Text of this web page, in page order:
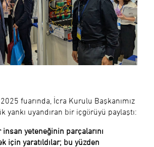
fuarında, İcra Kurulu Başkanımız
yankı uyandıran bir içgörüyü paylaştı:
insan yeteneğinin parçalarını
için yaratıldılar; bu yüzden